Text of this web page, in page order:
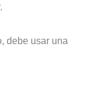
debe usar una